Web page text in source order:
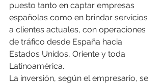
puesto tanto en captar empresas
españolas como en brindar servicios
a clientes actuales, con operaciones
de tráfico desde España hacia
Estados Unidos, Oriente y toda
Latinoamérica.
La inversión, según el empresario, se